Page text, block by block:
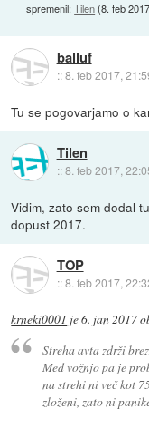
spremenil:Tilen(8. feb
balluf
::8. feb 2017,
Tu se pogovarjamo o
Tilen
::8. feb 2017,
Vidim, zato sem dodal
dopust 2017.
TOP
::8. feb 2017,
krneki0001 je6. jan 2017
Streha avta zdrži
Med vožnjo pa je
na strehi ni več kot
zloženi, zato ni